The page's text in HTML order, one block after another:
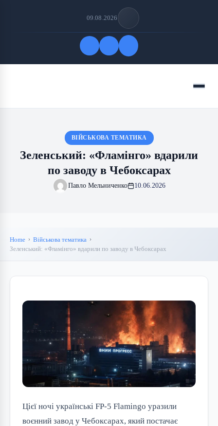
09.08.2026
Menu
ВІЙСЬКОВА ТЕМАТИКА
Зеленський: «Фламінго» вдарили
по заводу в Чебоксарах
Павло Мельниченко 10.06.2026
Home
Військова тематика
Зеленський: «Фламінго» вдарили по заводу в Чебоксарах
Цієї ночі українські FP-5 Flamingo уразили
воєнний завод у Чебоксарах, який постачає